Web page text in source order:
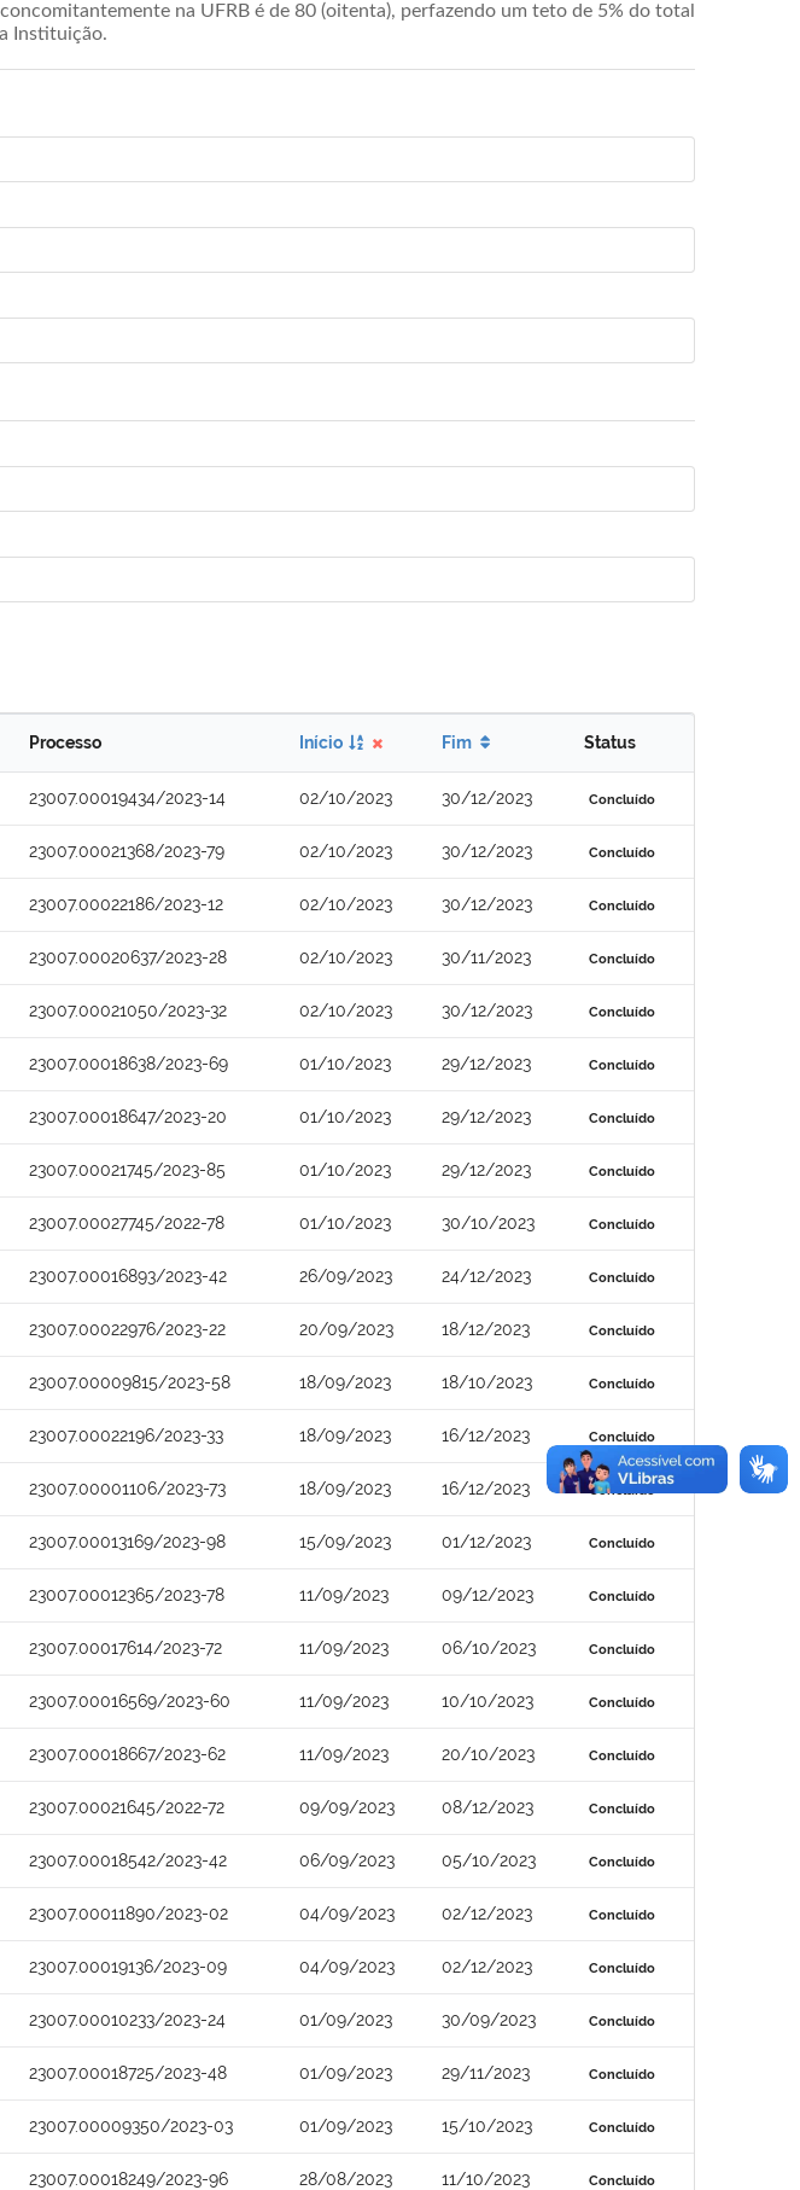
na UFRB é de 80 (oitenta), perfazendo um teto de 5% do total
Instituição.
Processo Início Fim Status
23007.00019434/2023-14 02/10/2023 30/12/2023 Concluído
23007.00021368/2023-79 02/10/2023 30/12/2023 Concluído
23007.00022186/2023-12 02/10/2023 30/12/2023 Concluído
23007.00020637/2023-28 02/10/2023 30/11/2023 Concluído
23007.00021050/2023-32 02/10/2023 30/12/2023 Concluído
23007.00018638/2023-69 01/10/2023 29/12/2023 Concluído
23007.00018647/2023-20 01/10/2023 29/12/2023 Concluído
23007.00021745/2023-85 01/10/2023 29/12/2023 Concluído
23007.00027745/2022-78 01/10/2023 30/10/2023 Concluído
23007.00016893/2023-42 26/09/2023 24/12/2023 Concluído
23007.00022976/2023-22 20/09/2023 18/12/2023 Concluído
23007.00009815/2023-58 18/09/2023 18/10/2023 Concluído
23007.00022196/2023-33 18/09/2023 16/12/2023 Concluído
23007.00001106/2023-73 18/09/2023 16/12/2023 Concluído
23007.00013169/2023-98 15/09/2023 01/12/2023 Concluído
23007.00012365/2023-78 11/09/2023 09/12/2023 Concluído
23007.00017614/2023-72 11/09/2023 06/10/2023 Concluído
23007.00016569/2023-60 11/09/2023 10/10/2023 Concluído
23007.00018667/2023-62 11/09/2023 20/10/2023 Concluído
23007.00021645/2022-72 09/09/2023 08/12/2023 Concluído
23007.00018542/2023-42 06/09/2023 05/10/2023 Concluído
23007.00011890/2023-02 04/09/2023 02/12/2023 Concluído
23007.00019136/2023-09 04/09/2023 02/12/2023 Concluído
23007.00010233/2023-24 01/09/2023 30/09/2023 Concluído
23007.00018725/2023-48 01/09/2023 29/11/2023 Concluído
23007.00009350/2023-03 01/09/2023 15/10/2023 Concluído
23007.00018249/2023-96 28/08/2023 11/10/2023 Concluído